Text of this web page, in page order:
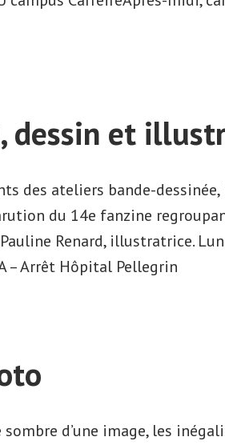
dessin et
des ateliers bande-
du 14e fanzine
Renard, illustratrice.
– Arrêt Hôpital Pellegrin
d’une image, les